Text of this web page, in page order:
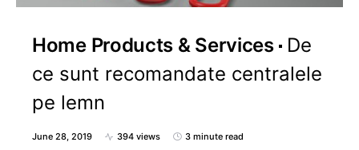
Home Products & Services
De
ce sunt recomandate centralele
pe lemn
June 28, 2019 394 views 3 minute read